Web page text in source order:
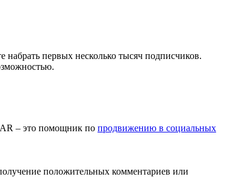
первых несколько тысяч подписчиков.
– это помощник по продвижению в социальных
положительных комментариев или